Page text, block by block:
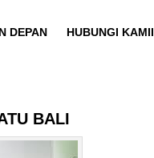
DEPAN HUBUNGI KAMII
BALI